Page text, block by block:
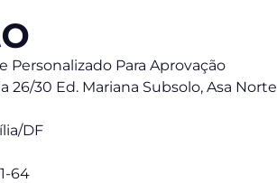
Personalizado Para Aprovação
26/30 Ed. Mariana Subsolo, Asa Norte
DF
64